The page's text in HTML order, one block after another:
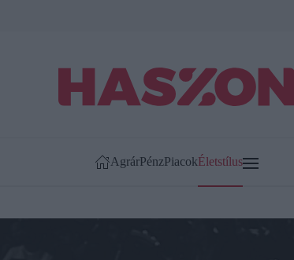
AgrárPénzPiacokÉletstílus